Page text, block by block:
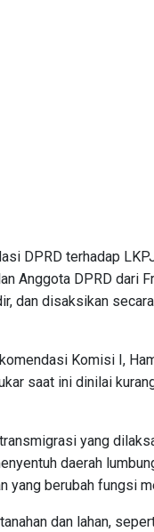
DPRD terhadap
Anggota DPRD dari
dan disaksikan
Komisi I,
saat ini dinilai
yang
daerah
yang berubah fungsi
dan lahan,